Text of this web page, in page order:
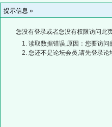
提示信息 »
您没有登录或者您没有权限访问此
读取数据错误,原因：您要访
您还不是论坛会员,请先登录论